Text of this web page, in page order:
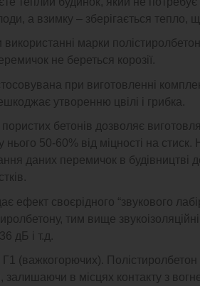
а взимку – зберігається тепло,
використанні марки
не береться корозії.
при виготовленні
утворенню цвілі і грибка.
бетонів дозволяє
нього 50-60% від міцності на
даних перемичок в будівництві
ефект своєрідного “звукового
тим вище
дБ і т.д.
Г1 (важкогорючих).
залишаючи в місцях контакту з